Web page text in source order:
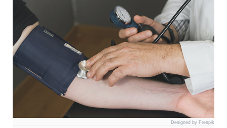
Designed by Freepik